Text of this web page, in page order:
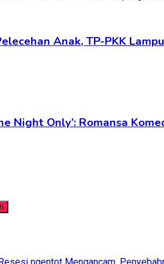
Anak, TP-PKK
Night Only’: Romansa
ngentot Mengancam,